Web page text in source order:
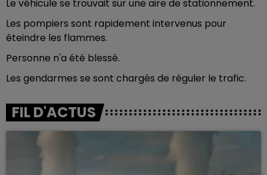
Le véhicule se trouvait sur une aire de stationnement.
Les pompiers sont rapidement intervenus pour
éteindre les flammes.
Personne n'a été blessé.
Les gendarmes se sont chargés de réguler le trafic.
FIL D'ACTUS